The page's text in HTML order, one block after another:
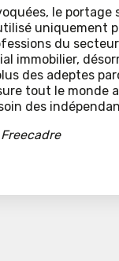
le portage
uniquement
du
immobilier,
des adeptes
tout le monde
des